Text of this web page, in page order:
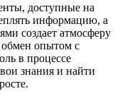
доступные на
информацию, а
создает атмосферу
опытом с
в процессе
знания и найти